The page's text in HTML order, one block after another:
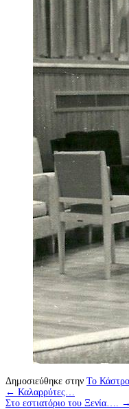
Δημοσιεύθηκε στην Το
← Καλαρρύτες…
Στο εστιατόριο του Ξενία….
→